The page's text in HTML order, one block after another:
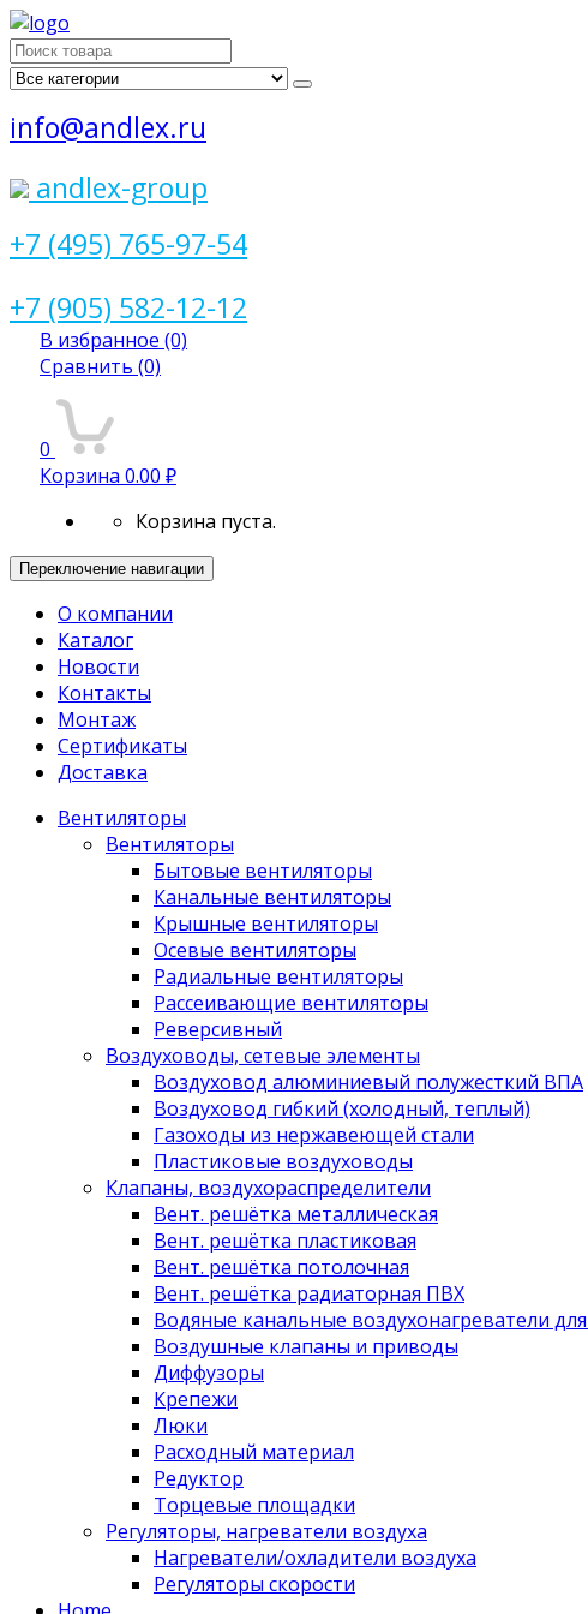
Поиск
для:
info@andlex.ru
andlex-group
+7 (495) 765-97-54
+7 (905) 582-12-12
В избранное (0)
Сравнить (0)
0
Корзина 0.00 ₽
Корзина пуста.
Переключение навигации
О компании
Каталог
Новости
Контакты
Монтаж
Сертификаты
Доставка
Вентиляторы
Вентиляторы
Бытовые вентиляторы
Канальные вентиляторы
Крышные вентиляторы
Осевые вентиляторы
Радиальные вентиляторы
Рассеивающие вентиляторы
Реверсивный
Воздуховоды, сетевые элементы
Воздуховод алюминиевый полужесткий ВПА
Воздуховод гибкий (холодный, теплый)
Газоходы из нержавеющей стали
Пластиковые воздуховоды
Клапаны, воздухораспределители
Вент. решётка металлическая
Вент. решётка пластиковая
Вент. решётка потолочная
Вент. решётка радиаторная ПВХ
Водяные канальные воздухонагреватели
Воздушные клапаны и приводы
Диффузоры
Крепежи
Люки
Расходный материал
Редуктор
Торцевые площадки
Регуляторы, нагреватели воздуха
Нагреватели/охладители воздуха
Регуляторы скорости